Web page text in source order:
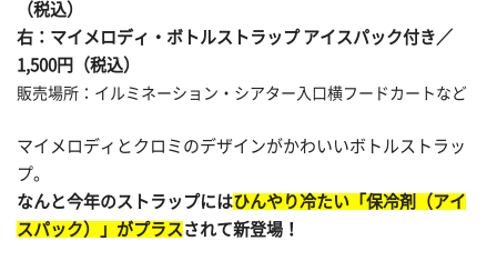
（税込）
右：マイメロディ・ボトルストラップ アイスパック付き／
1,500円（税込）
販売場所：イルミネーション・シアター入口横フードカートなど
マイメロディとクロミのデザインがかわいいボトルストラッ
プ。
なんと今年のストラップにはひんやり冷たい「保冷剤（アイ
スパック）」がプラス されて新登場！